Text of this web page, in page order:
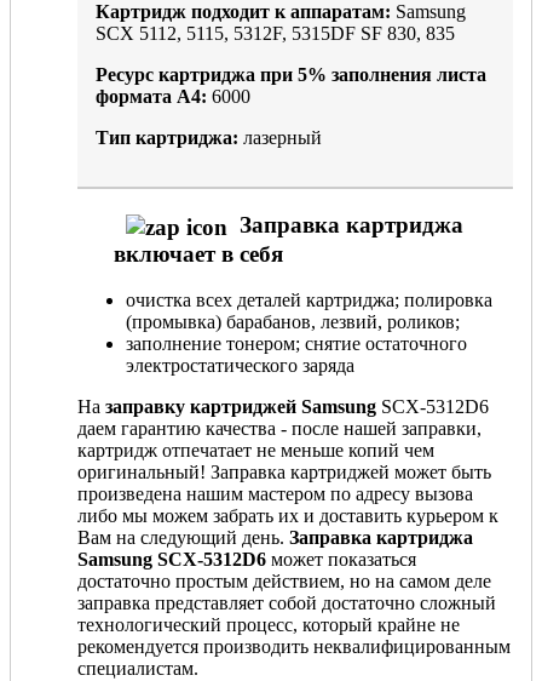
Картридж подходит к аппаратам: Samsung
SCX 5112, 5115, 5312F, 5315DF SF 830, 835
Ресурс картриджа при 5% заполнения листа
формата А4: 6000
Тип картриджа: лазерный
Заправка картриджа
включает в себя
очистка всех деталей картриджа; полировка
(промывка) барабанов, лезвий, роликов;
заполнение тонером; снятие остаточного
электростатического заряда
На заправку картриджей Samsung SCX-5312D6
даем гарантию качества - после нашей заправки,
картридж отпечатает не меньше копий чем
оригинальный! Заправка картриджей может быть
произведена нашим мастером по адресу вызова
либо мы можем забрать их и доставить курьером к
Вам на следующий день. Заправка картриджа
Samsung SCX-5312D6 может показаться
достаточно простым действием, но на самом деле
заправка представляет собой достаточно сложный
технологический процесс, который крайне не
рекомендуется производить неквалифицированным
специалистам.